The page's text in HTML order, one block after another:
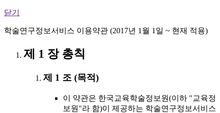
닫기
학술연구정보서비스 이용약관 (2017년 1월 1일 ~ 현재 적용)
제 1 장 총칙
제 1 조 (목적)
이 약관은 한국교육학술정보원(이하 "교육정
보원"라 함)이 제공하는 학술연구정보서비스